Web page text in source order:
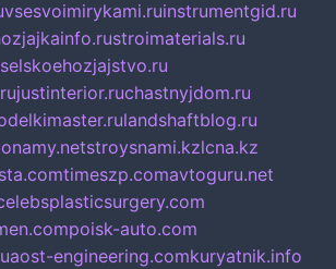
vsesvoimirykami.ruinstrumentgid.ru
stroimaterials.ru
selskoehozjajstvo.ru
justinterior.ruchastnyjdom.ru
landshaftblog.ru
stroysnami.kzlcna.kz
timeszp.comavtoguru.net
poisk-auto.com
ost-engineering.comkuryatnik.info